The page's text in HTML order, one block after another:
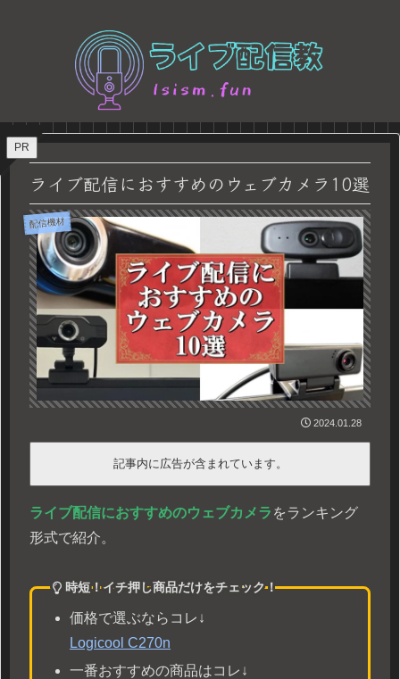
PR
ライブ配信におすすめのウェブカメラ10選
配信機材
2024.01.28
記事内に広告が含まれています。
ライブ配信におすすめのウェブカメラ をランキング
形式で紹介。
時短！イチ押し商品だけをチェック！
価格で選ぶならコレ↓
Logicool C270n
一番おすすめの商品はコレ↓